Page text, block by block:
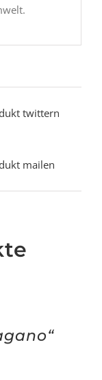
twittern
mailen